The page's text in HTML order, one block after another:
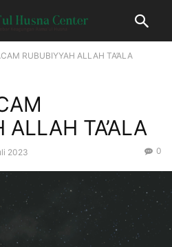
RUBUBIYYAH ALLAH TA’ALA
TA’ALA
2023 0